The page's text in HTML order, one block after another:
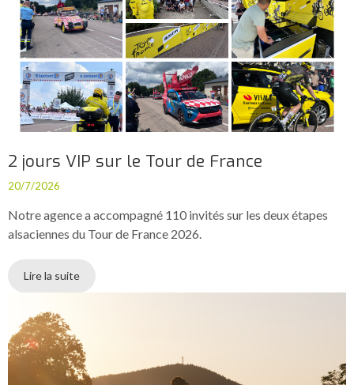
2 jours VIP sur le Tour de France
20/7/2026
Notre agence a accompagné 110 invités sur les deux étapes
alsaciennes du Tour de France 2026.
Lire la suite